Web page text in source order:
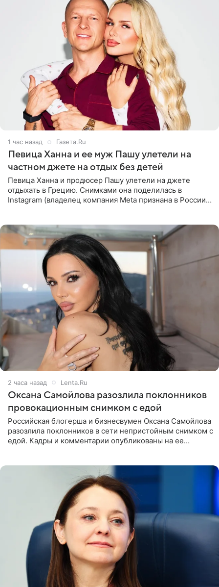
1 час назад Газета.Ru
Певица Ханна и ее муж Пашу улетели на
частном джете на отдых без детей
Певица Ханна и продюсер Пашу улетели на джете
отдыхать в Грецию. Снимками она поделилась в
Instagram (владелец компания Meta признана в России
2 часа назад Lenta.Ru
Оксана Самойлова разозлила поклонников
провокационным снимком с едой
Российская блогерша и бизнесвумен Оксана Самойлова
разозлила поклонников в сети непристойным снимком с
едой. Кадры и комментарии опубликованы на ее